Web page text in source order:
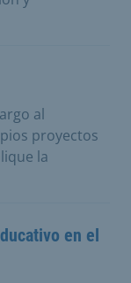
al
proyectos
la
en el